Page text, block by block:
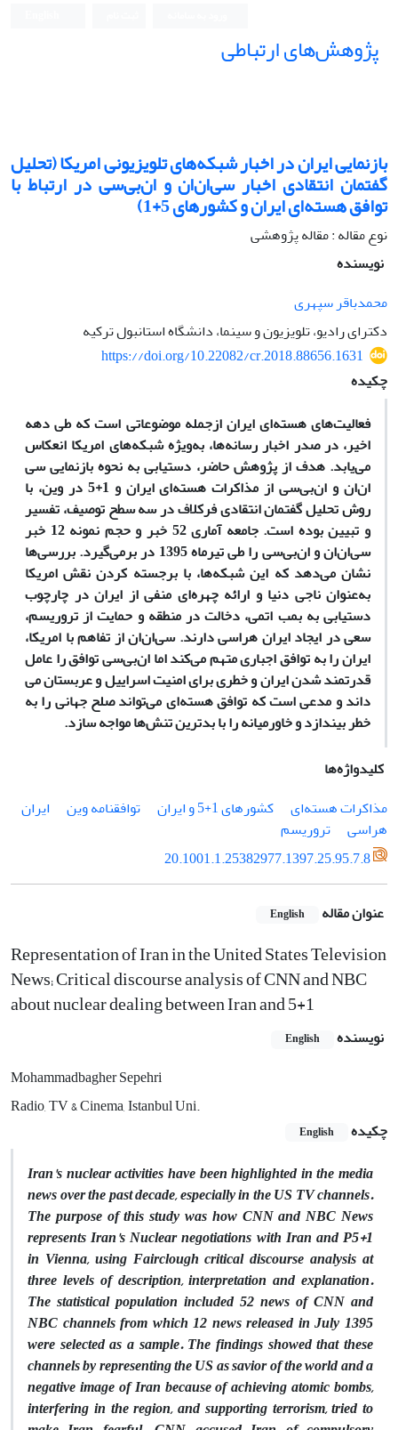
پژوهش‌های ارتباطی
بازنمایی ایران در اخبار شبکه‌های تلویزیونی امریکا (تحلیل
گفتمان انتقادی اخبار سی‌ان‌ان و ان‌بی‌سی در ارتباط با
توافق هسته‌ای ایران و کشورهای 5+1)
نوع مقاله : مقاله پژوهشی
نویسنده
محمدباقر سپهری
دکترای رادیو، تلویزیون و سینما، دانشگاه استانبول ترکیه
https://doi.org/10.22082/cr.2018.88656.1631
چکیده
فعالیت‌های هسته‌­ای ایران ازجمله موضوعاتی است که طی دهه
اخیر، در صدر اخبار رسانه­‌ها، به‌ویژه شبکه‌های امریکا انعکاس
می­‌یابد. هدف از پژوهش حاضر، دستیابی به نحوه بازنمایی سی­‌
ان‌­ان و ان­‌بی­‌سی از مذاکرات هسته‌­ای ایران و 1+5 در وین، با
روش تحلیل گفتمان انتقادی فرکلاف در سه سطح توصیف، تفسیر
و تبیین بوده است. جامعه آماری 52 خبر و حجم نمونه 12 خبر
سی‌­ان­‌ا‌‌ن و ان‌­بی­‌سی را طی تیرماه 1395 در برمی‌گیرد. بررسی­‌ها
نشان می­‌دهد که این شبکه‌­ها، با برجسته کردن نقش امریکا
به‌عنوان ناجی دنیا و ارائه چهره‌­ای منفی از ایران در چارچوب
دستیابی به بمب اتمی، دخالت در منطقه و حمایت از تروریسم،
سعی در ایجاد ایران هراسی دارند. سی‌­ان­‌ا‌ن از تفاهم با امریکا،
ایران را به توافق اجباری متهم می­‌کند اما ان­‌بی­‌سی توافق را عامل
قدرتمند شدن ایران و خطری برای امنیت اسراییل و عربستان می­‌
داند و مدعی است که توافق هسته‌ای می­‌تواند صلح جهانی را به
خطر بیندازد و خاورمیانه را با بدترین تنش­‌ها مواجه سازد.
کلیدواژه‌ها
مذاکرات هسته­‌ای
کشورهای 1+5 و ایران توافقنامه وین
ایران
هراسی
تروریسم
20.1001.1.25382977.1397.25.95.7.8
عنوان مقاله English
Representation of Iran in the United States Television
News; Critical discourse analysis of CNN and NBC
about nuclear dealing between Iran and 5+1
نویسنده English
Mohammadbagher Sepehri
Radio, TV & Cinema, Istanbul Uni.
چکیده
English
Iran's nuclear activities have been highlighted in the media
news over the past decade, especially in the US TV channels.
The purpose of this study was how CNN and NBC News
represents Iran's Nuclear negotiations with Iran and P5+1
in Vienna, using Fairclough critical discourse analysis at
three levels of description, interpretation and explanation.
The statistical population included 52 news of CNN and
NBC channels from which 12 news released in July 1395
were selected as a sample. The findings showed that these
channels by representing the US as savior of the world and a
negative image of Iran because of achieving atomic bombs,
interfering in the region, and supporting terrorism, tried to